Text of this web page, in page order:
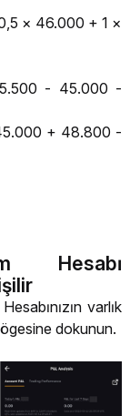
× 46.000 + 1 ×
- 45.000 -
+ 48.800 -
Hesabı
varlık
dokunun.